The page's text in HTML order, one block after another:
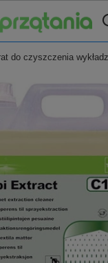
do czyszczenia